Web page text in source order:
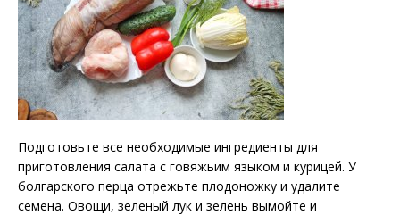
Подготовьте все необходимые ингредиенты для
приготовления салата с говяжьим языком и курицей. У
болгарского перца отрежьте плодоножку и удалите
семена. Овощи, зеленый лук и зелень вымойте и